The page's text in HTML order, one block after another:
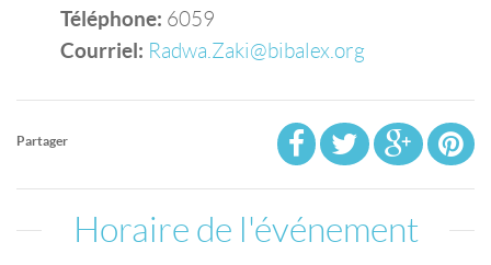
Téléphone: 6059
Courriel: Radwa.Zaki@bibalex.org
Partager
Horaire de l'événement